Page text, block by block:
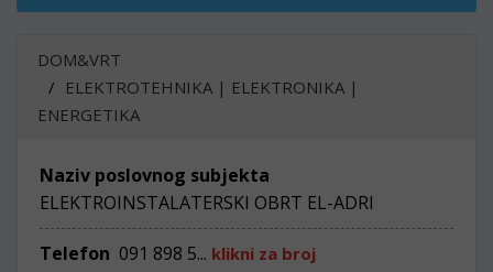
DOM&VRT
ELEKTROTEHNIKA | ELEKTRONIKA |
ENERGETIKA
Naziv poslovnog subjekta
ELEKTROINSTALATERSKI OBRT EL-ADRI
Telefon 091 898 5... klikni za broj